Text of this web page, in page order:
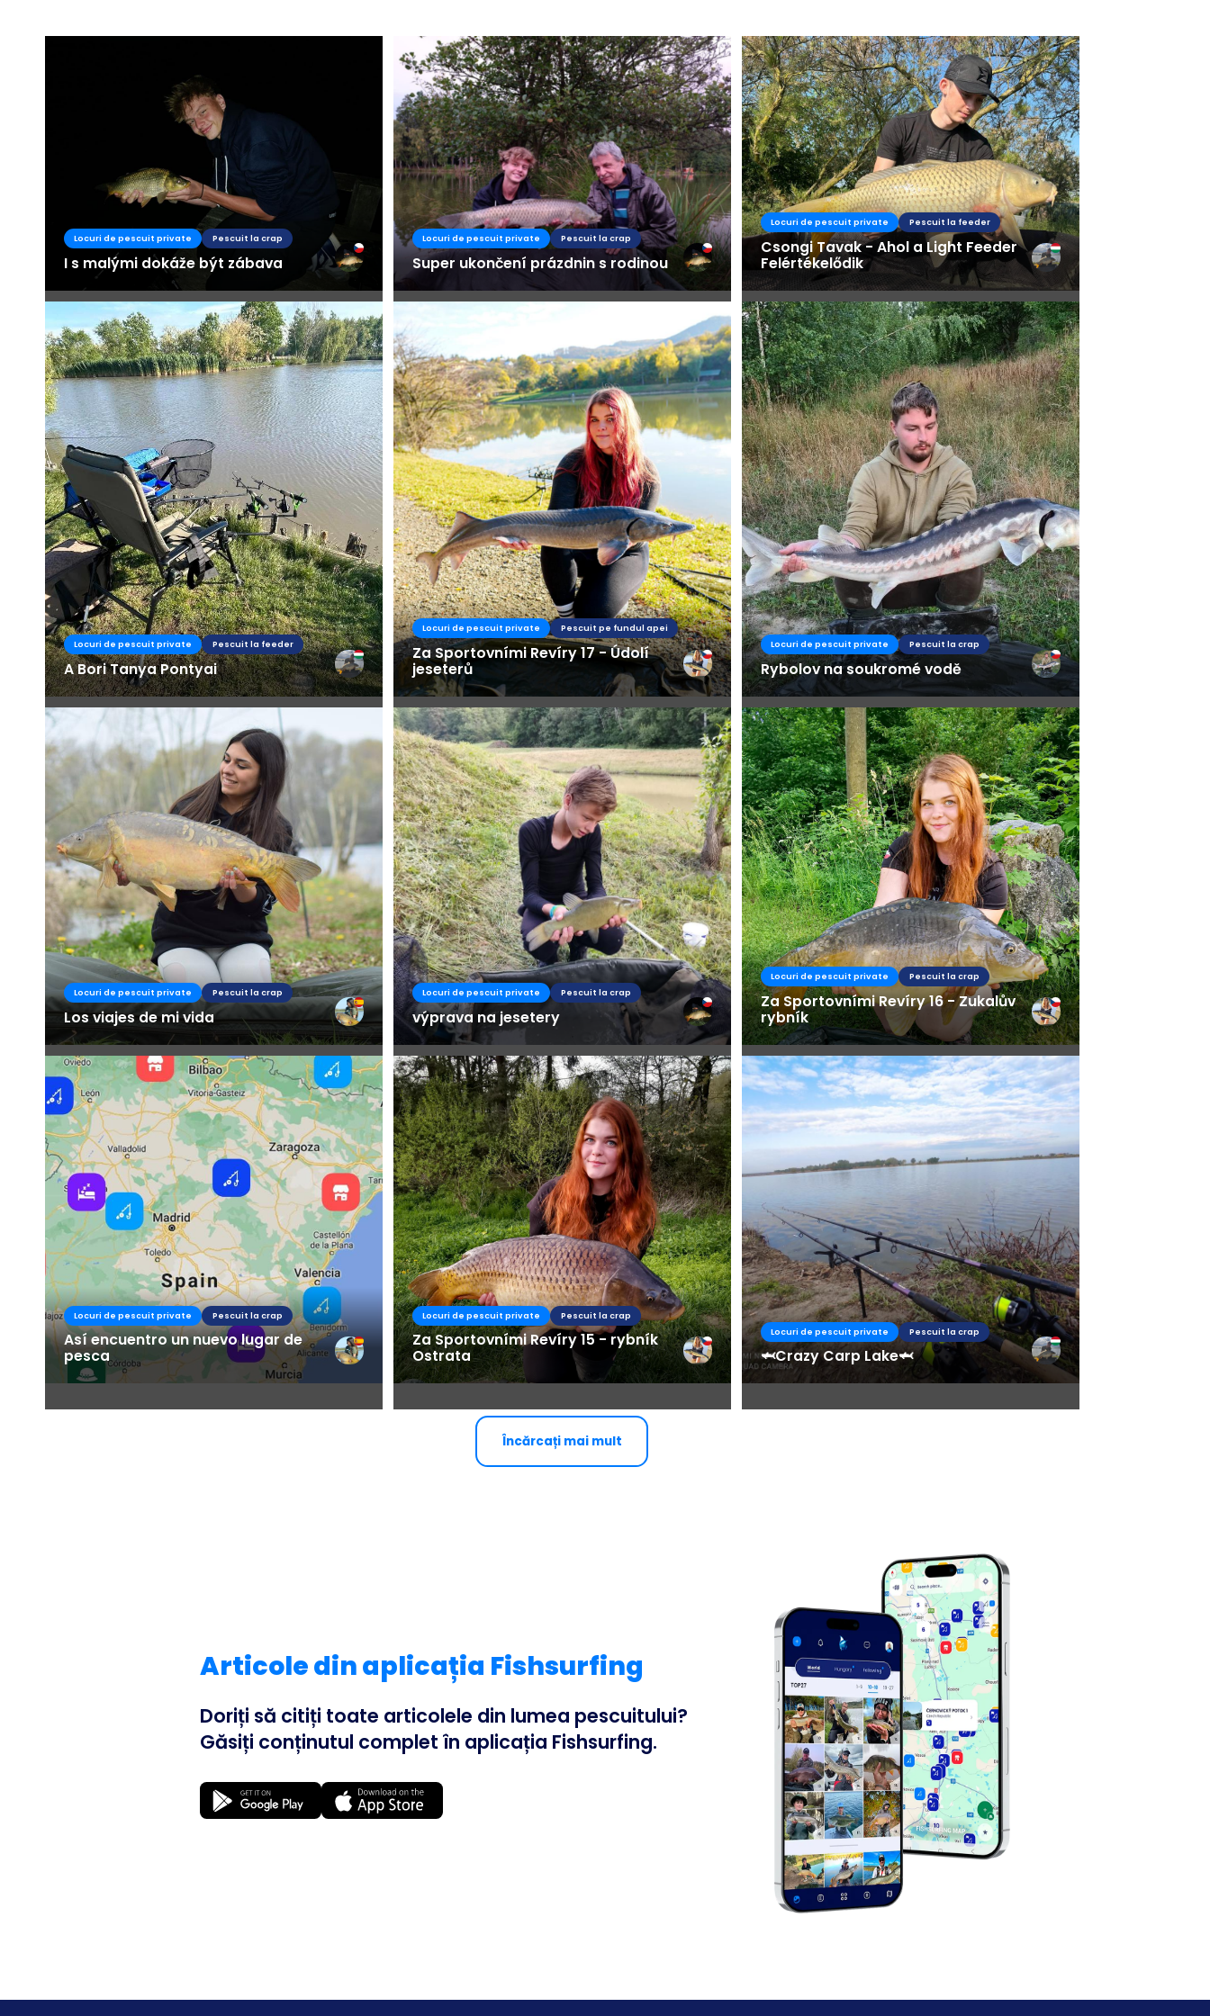
Business
Locuri de pescuit private Pescuit la crap
I s malými dokáže být zábava
Locuri de pescuit private Pescuit la crap
Super ukončení prázdnin s rodinou
Locuri de pescuit private Pescuit la feeder
Csongi Tavak - Ahol a Light Feeder
Felértékelődik
Locuri de pescuit private Pescuit la feeder
A Bori Tanya Pontyai
Locuri de pescuit private Pescuit pe fundul apei
Za Sportovními Revíry 17 - Údolí
jeseterů
Locuri de pescuit private Pescuit la crap
Rybolov na soukromé vodě
Locuri de pescuit private Pescuit la crap
Los viajes de mi vida
Locuri de pescuit private Pescuit la crap
výprava na jesetery
Locuri de pescuit private Pescuit la crap
Za Sportovními Revíry 16 - Zukalův
rybník
Locuri de pescuit private Pescuit la crap
Así encuentro un nuevo lugar de
pesca
Locuri de pescuit private Pescuit la crap
Za Sportovními Revíry 15 - rybník
Ostrata
Locuri de pescuit private Pescuit la crap
🦈Crazy Carp Lake🦈
Încărcați mai mult
Articole din aplicația Fishsurfing
Doriți să citiți toate articolele din lumea pescuitului?
Găsiți conținutul complet în aplicația Fishsurfing.